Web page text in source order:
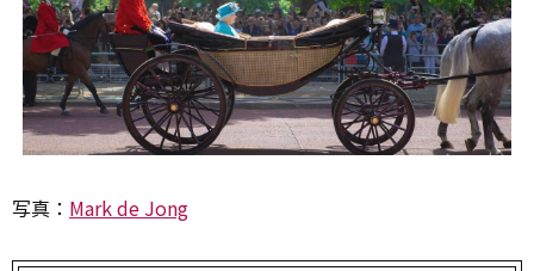
写真： Mark de Jong